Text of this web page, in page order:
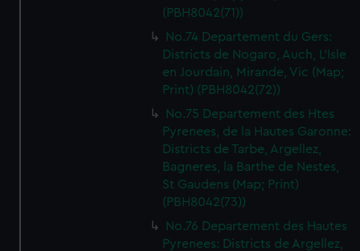
(PBH8042(71))
No.74 Departement du Gers:
Districts de Nogaro, Auch, L'Isle
en Jourdain, Mirande, Vic (Map;
Print) (PBH8042(72))
No.75 Departement des Htes
Pyrenees, de la Hautes Garonne:
Districts de Tarbe, Argellez,
Bagneres, la Barthe de Nestes,
St Gaudens (Map; Print)
(PBH8042(73))
No.76 Departement des Hautes
Pyrenees: Districts de Argellez,